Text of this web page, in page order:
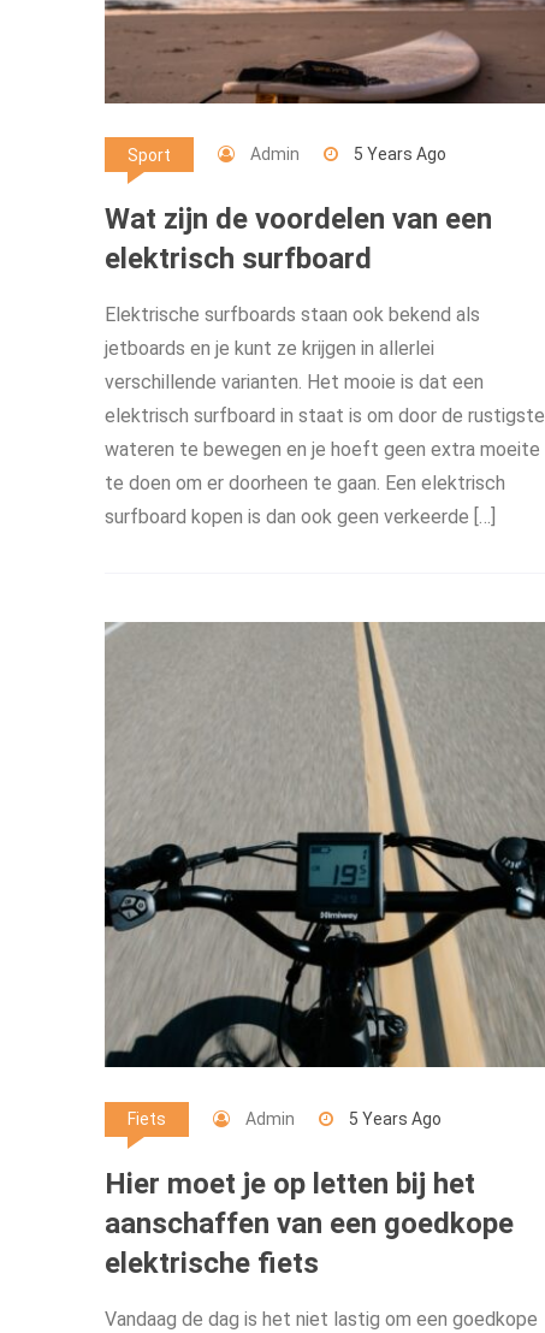
Sport Admin 5 Years Ago
Wat zijn de voordelen van een
elektrisch surfboard
Elektrische surfboards staan ook bekend als
jetboards en je kunt ze krijgen in allerlei
verschillende varianten. Het mooie is dat een
elektrisch surfboard in staat is om door de rustigste
wateren te bewegen en je hoeft geen extra moeite
te doen om er doorheen te gaan. Een elektrisch
surfboard kopen is dan ook geen verkeerde […]
Fiets Admin 5 Years Ago
Hier moet je op letten bij het
aanschaffen van een goedkope
elektrische fiets
Vandaag de dag is het niet lastig om een goedkope